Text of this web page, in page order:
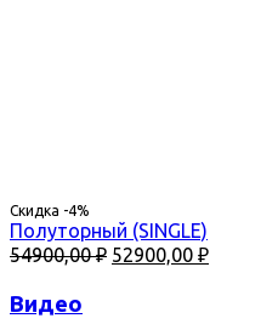
Скидка -4%
Полуторный (SINGLE)
54900,00₽ Первоначальная
52900,00 ₽Текущая
Видео